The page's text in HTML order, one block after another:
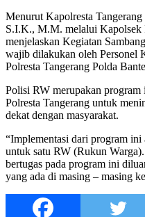
Menurut Kapolresta
S.I.K., M.M. melalui
menjelaskan Kegiatan
wajib dilakukan oleh Personel
Polresta Tangerang Polda
Polisi RW merupakan program
Polresta Tangerang untuk
dekat dengan masyarakat.
“Implementasi dari program ini
untuk satu RW (Rukun
bertugas pada program ini
yang ada di masing – masing